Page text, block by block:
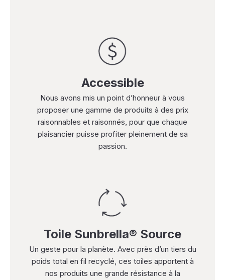
Accessible
Nous avons mis un point d’honneur à vous
proposer une gamme de produits à des prix
raisonnables et raisonnés, pour que chaque
plaisancier puisse profiter pleinement de sa
passion.
Toile Sunbrella® Source
Un geste pour la planète. Avec près d’un tiers du
poids total en fil recyclé, ces toiles apportent à
nos produits une grande résistance à la